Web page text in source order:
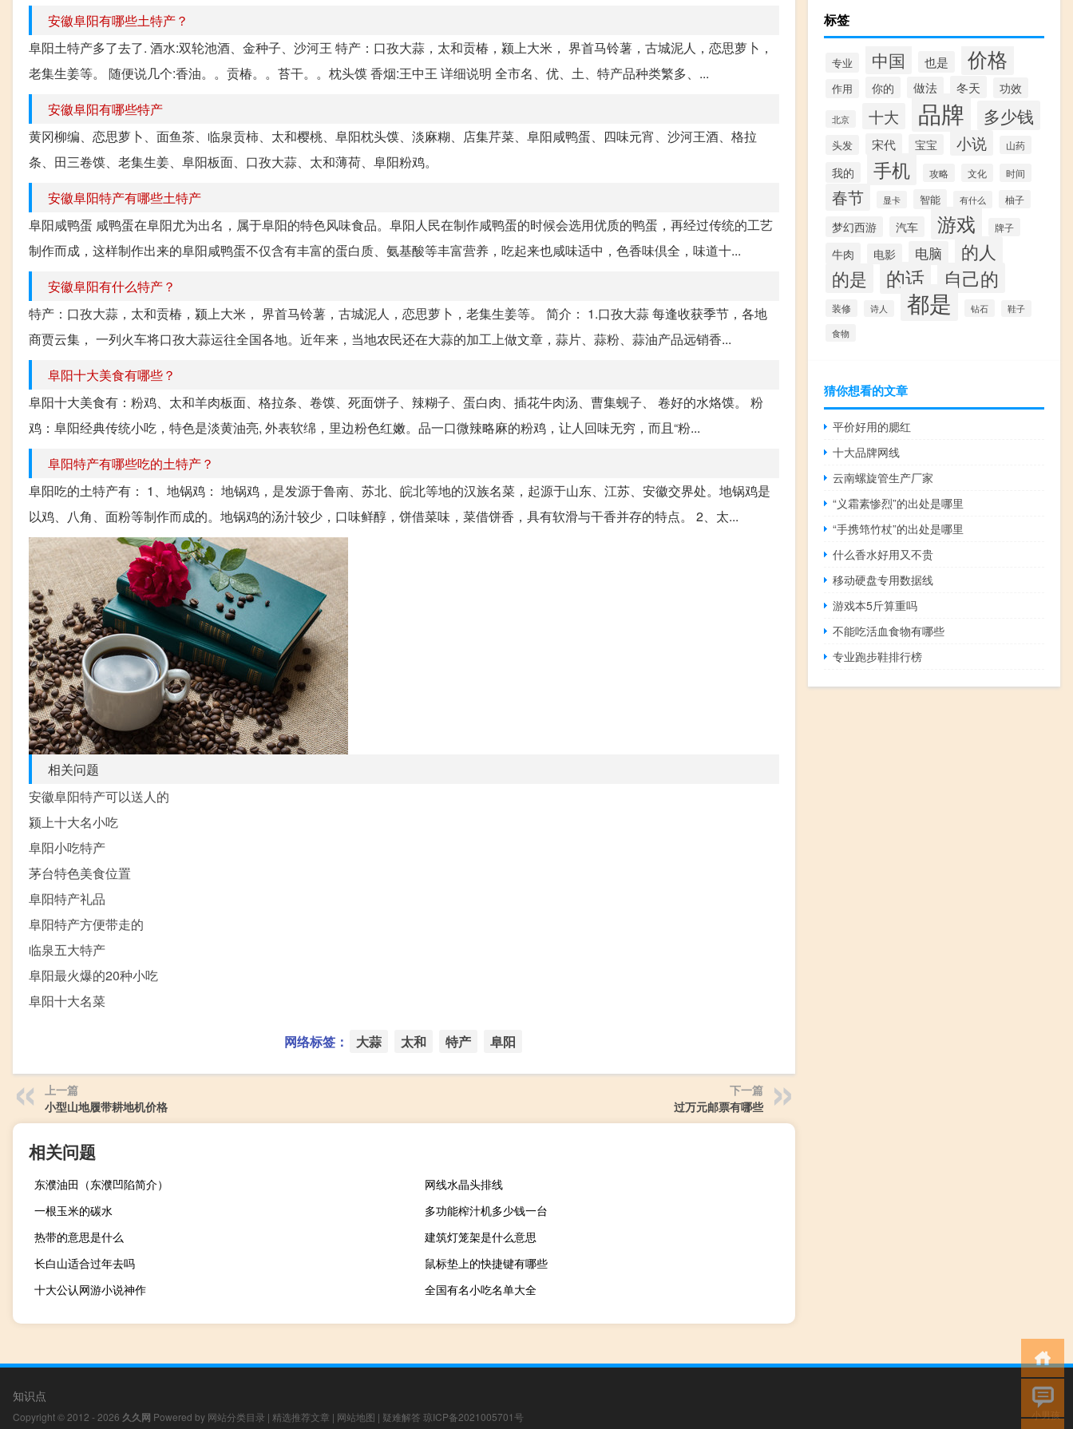
安徽阜阳有哪些土特产？
阜阳土特产多了去了. 酒水:双轮池酒、金种子、沙河王 特产：口孜大蒜，太和贡椿，颍上大米， 界首马铃薯，古城泥人，恋思萝卜，
老集生姜等。 随便说几个:香油。。贡椿。。苔干。。枕头馍 香烟:王中王 详细说明 全市名、优、土、特产品种类繁多、...
安徽阜阳有哪些特产
黄冈柳编、恋思萝卜、面鱼茶、临泉贡柿、太和樱桃、阜阳枕头馍、淡麻糊、店集芹菜、阜阳咸鸭蛋、四味元宵、沙河王酒、格拉
条、田三卷馍、老集生姜、阜阳板面、口孜大蒜、太和薄荷、阜阳粉鸡。
安徽阜阳特产有哪些土特产
阜阳咸鸭蛋 咸鸭蛋在阜阳尤为出名，属于阜阳的特色风味食品。阜阳人民在制作咸鸭蛋的时候会选用优质的鸭蛋，再经过传统的工艺
制作而成，这样制作出来的阜阳咸鸭蛋不仅含有丰富的蛋白质、氨基酸等丰富营养，吃起来也咸味适中，色香味倶全，味道十...
安徽阜阳有什么特产？
特产：口孜大蒜，太和贡椿，颍上大米， 界首马铃薯，古城泥人，恋思萝卜，老集生姜等。 简介： 1.口孜大蒜 每逢收获季节，各地
商贾云集， 一列火车将口孜大蒜运往全国各地。近年来，当地农民还在大蒜的加工上做文章，蒜片、蒜粉、蒜油产品远销香...
阜阳十大美食有哪些？
阜阳十大美食有：粉鸡、太和羊肉板面、格拉条、卷馍、死面饼子、辣糊子、蛋白肉、插花牛肉汤、曹集蚬子、­ 卷好的水烙馍。 粉
鸡：阜阳经典传统小吃，特色是淡黄油亮, 外表软绵，里边粉色红嫩。品一口微辣略麻的粉鸡，让人回味无穷，而且“粉...
阜阳特产有哪些吃的土特产？
阜阳吃的土特产有： 1、地锅鸡： 地锅鸡，是发源于鲁南、苏北、皖北等地的汉族名菜，起源于山东、江苏、安徽交界处。地锅鸡是
以鸡、八角、面粉等制作而成的。地锅鸡的汤汁较少，口味鲜醇，饼借菜味，菜借饼香，具有软滑与干香并存的特点。 2、太...
相关问题
安徽阜阳特产可以送人的
颍上十大名小吃
阜阳小吃特产
茅台特色美食位置
阜阳特产礼品
阜阳特产方便带走的
临泉五大特产
阜阳最火爆的20种小吃
阜阳十大名菜
网络标签： 大蒜 太和 特产 阜阳
上一篇
小型山地履带耕地机价格
下一篇
过万元邮票有哪些
相关问题
东濮油田（东濮凹陷简介）
网线水晶头排线
一根玉米的碳水
多功能榨汁机多少钱一台
热带的意思是什么
建筑灯笼架是什么意思
长白山适合过年去吗
鼠标垫上的快捷键有哪些
十大公认网游小说神作
全国有名小吃名单大全
标签
专业 中国 也是 价格
作用 你的 做法 冬天 功效
北京 十大 品牌 多少钱
头发 宋代 宝宝 小说 山药
我的 手机 攻略 文化 时间
春节 显卡 智能 有什么 柚子
梦幻西游 汽车 游戏 牌子
牛肉 电影 电脑
的人
的是
的话 自己的
装修 诗人 都是 钻石 鞋子
食物
猜你想看的文章
平价好用的腮红
十大品牌网线
云南螺旋管生产厂家
“义霜素惨烈”的出处是哪里
“手携筇竹杖”的出处是哪里
什么香水好用又不贵
移动硬盘专用数据线
游戏本5斤算重吗
不能吃活血食物有哪些
专业跑步鞋排行榜
知识点
Copyright © 2012 - 2026 久久网 Powered by 网站分类目录 | 精选推荐文章 | 网站地图 | 疑难解答 琼ICP备2021005701号
小男孩